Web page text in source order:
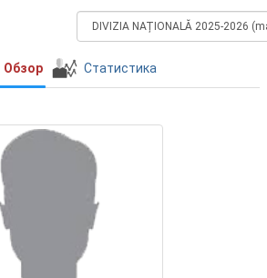
Обзор Статистика